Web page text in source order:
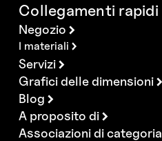
Collegamenti rapidi
Negozio
I materiali
Servizi
Grafici delle dimensioni
Blog
A proposito di
Associazioni di categoria